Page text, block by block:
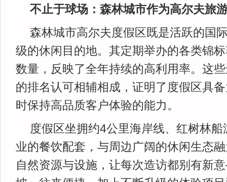
不止于球场：森林城市作为高尔夫旅
森林城市高尔夫度假区既是活跃的国
级的休闲目的地。其定期举办的各类锦
数量，反映了全年持续的高利用率。这
的排名认可相辅相成，证明了度假区具
时保持高品质客户体验的能力。
度假区坐拥约4公里海岸线、红树林
业的餐饮配套，与周边广阔的休闲生态
自然资源与设施，让每次造访都别有新